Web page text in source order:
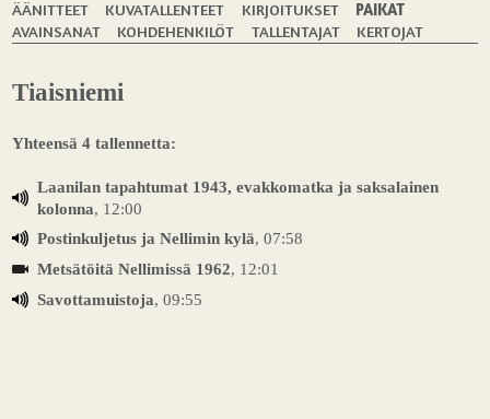
ÄÄNITTEET KUVATALLENTEET KIRJOITUKSET
PAIKAT
AVAINSANAT
KOHDEHENKILÖT TALLENTAJAT KERTOJAT
Tiaisniemi
Yhteensä 4 tallennetta:
Laanilan tapahtumat 1943, evakkomatka ja saksalainen
kolonna, 12:00
Postinkuljetus ja Nellimin kylä, 07:58
Metsätöitä Nellimissä 1962, 12:01
Savottamuistoja, 09:55